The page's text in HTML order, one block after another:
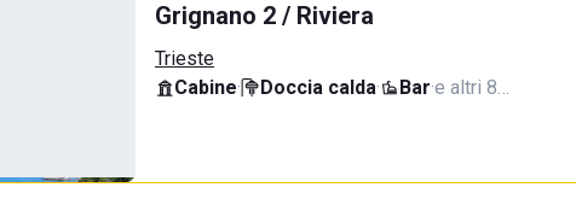
Grignano 2 / Riviera
Trieste
Cabine· Doccia calda· Bar·e altri 8…